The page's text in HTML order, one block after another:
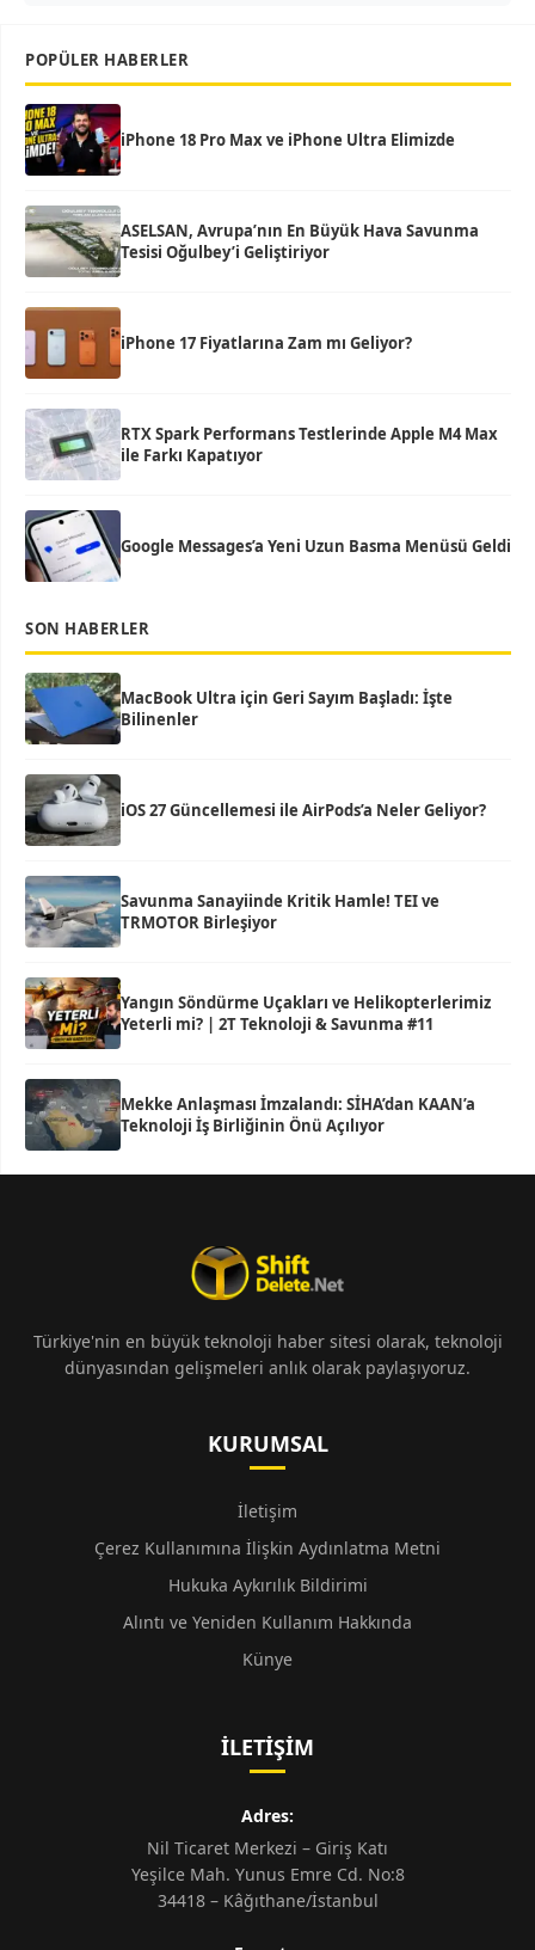
POPÜLER HABERLER
iPhone 18 Pro Max ve iPhone Ultra Elimizde
ASELSAN, Avrupa’nın En Büyük Hava Savunma
Tesisi Oğulbey’i Geliştiriyor
iPhone 17 Fiyatlarına Zam mı Geliyor?
RTX Spark Performans Testlerinde Apple M4 Max
ile Farkı Kapatıyor
Google Messages’a Yeni Uzun Basma Menüsü Geldi
SON HABERLER
MacBook Ultra için Geri Sayım Başladı: İşte
Bilinenler
iOS 27 Güncellemesi ile AirPods’a Neler Geliyor?
Savunma Sanayiinde Kritik Hamle! TEI ve
TRMOTOR Birleşiyor
Yangın Söndürme Uçakları ve Helikopterlerimiz
Yeterli mi? | 2T Teknoloji & Savunma #11
Mekke Anlaşması İmzalandı: SİHA’dan KAAN’a
Teknoloji İş Birliğinin Önü Açılıyor
Türkiye'nin en büyük teknoloji haber sitesi olarak, teknoloji
dünyasından gelişmeleri anlık olarak paylaşıyoruz.
KURUMSAL
İletişim
Çerez Kullanımına İlişkin Aydınlatma Metni
Hukuka Aykırılık Bildirimi
Alıntı ve Yeniden Kullanım Hakkında
Künye
İLETIŞIM
Adres:
Nil Ticaret Merkezi – Giriş Katı
Yeşilce Mah. Yunus Emre Cd. No:8
34418 – Kâğıthane/İstanbul